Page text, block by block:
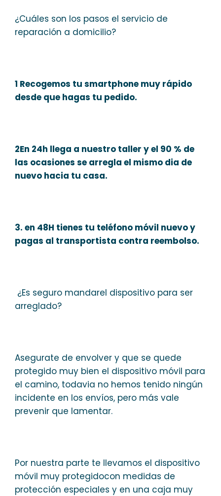
¿Cuáles son los pasos el servicio de
reparación a domicilio?
1 Recogemos tu smartphone muy rápido
desde que hagas tu pedido.
2En 24h llega a nuestro taller y el 90 % de
las ocasiones se arregla el mismo dia de
nuevo hacia tu casa.
3. en 48H tienes tu teléfono móvil nuevo y
pagas al transportista contra reembolso.
¿Es seguro mandarel dispositivo para ser
arreglado?
Asegurate de envolver y que se quede
protegido muy bien el dispositivo móvil para
el camino, todavia no hemos tenido ningún
incidente en los envíos, pero más vale
prevenir que lamentar.
Por nuestra parte te llevamos el dispositivo
móvil muy protegidocon medidas de
protección especiales y en una caja muy